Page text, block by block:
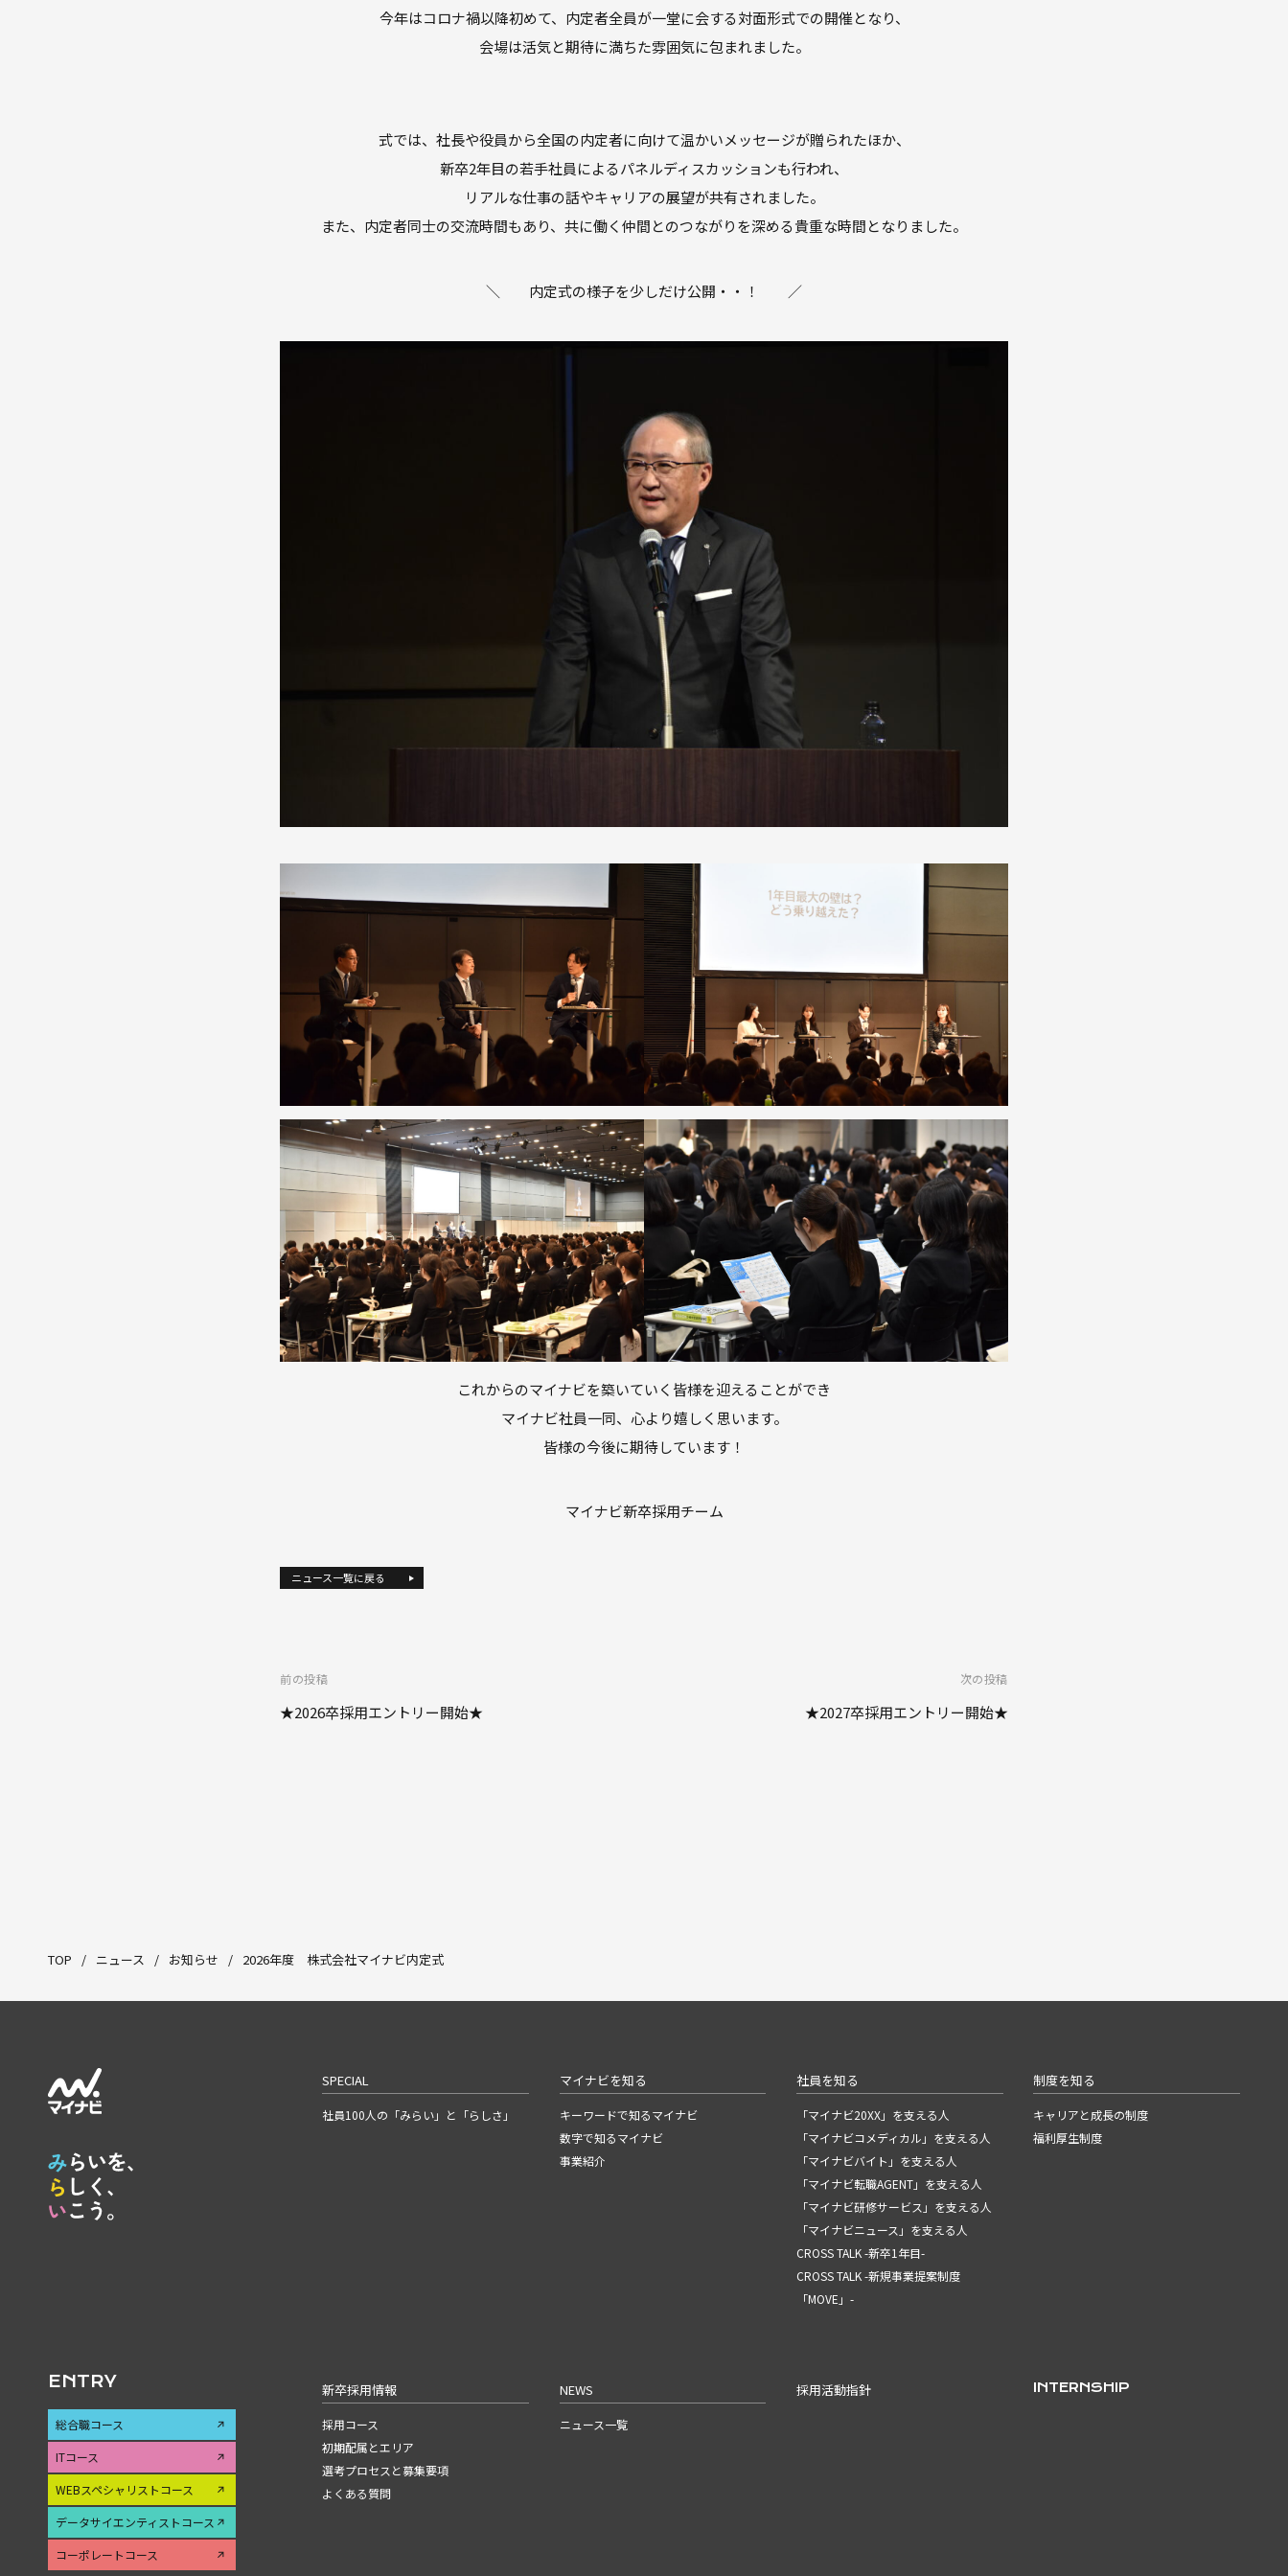
今年はコロナ禍以降初めて、内定者全員が一堂に会する対面形式での開催となり、
会場は活気と期待に満ちた雰囲気に包まれました。
式では、社長や役員から全国の内定者に向けて温かいメッセージが贈られたほか、
新卒2年目の若手社員によるパネルディスカッションも行われ、
リアルな仕事の話やキャリアの展望が共有されました。
また、内定者同士の交流時間もあり、共に働く仲間とのつながりを深める貴重な時間となりました。
＼ 内定式の様子を少しだけ公開・・！ ／
これからのマイナビを築いていく皆様を迎えることができ
マイナビ社員一同、心より嬉しく思います。
皆様の今後に期待しています！
マイナビ新卒採用チーム
ニュース一覧に戻る
投
稿
ョ
ン
前の投稿
★2026卒採用エントリー開始★
次の投稿
★2027卒採用エントリー開始★
TOP / ニュース / お知らせ / 2026年度 株式会社マイナビ内定式
ENTRY
総合職コース
ITコース
WEBスペシャリストコース
データサイエンティストコース
コーポレートコース
SPECIAL
社員100人の「みらい」と「らしさ」
マイナビを知る
キーワードで知るマイナビ
数字で知るマイナビ
事業紹介
社員を知る
「マイナビ20XX」を支える人
「マイナビコメディカル」を支える人
「マイナビバイト」を支える人
「マイナビ転職AGENT」を支える人
「マイナビ研修サービス」を支える人
「マイナビニュース」を支える人
CROSS TALK -新卒1年目-
CROSS TALK -新規事業提案制度
「MOVE」-
制度を知る
キャリアと成長の制度
福利厚生制度
新卒採用情報
採用コース
初期配属とエリア
選考プロセスと募集要項
よくある質問
NEWS
ニュース一覧
採用活動指針 INTERNSHIP